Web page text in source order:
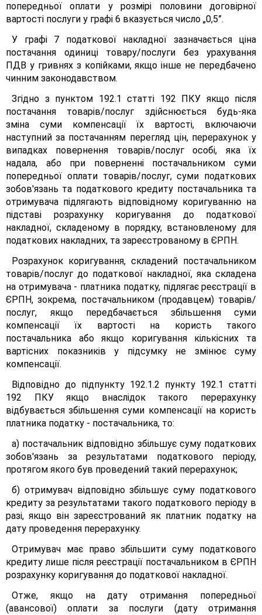
попередньої оплати у розмірі половини договірної
вартості послуги у графі 6 вказується число „0,5”.
У графі 7 податкової накладної зазначається ціна
постачання одиниці товару/послуги без урахування
ПДВ у гривнях з копійками, якщо інше не передбачено
чинним законодавством.
Згідно з пунктом 192.1 статті 192 ПКУ якщо після
постачання товарів/послуг здійснюється будь-яка
зміна суми компенсації їх вартості, включаючи
наступний за постачанням перегляд цін, перерахунок у
випадках повернення товарів/послуг особі, яка їх
надала, або при поверненні постачальником суми
попередньої оплати товарів/послуг, суми податкових
зобов'язань та податкового кредиту постачальника та
отримувача підлягають відповідному коригуванню на
підставі розрахунку коригування до податкової
накладної, складеному в порядку, встановленому для
податкових накладних, та зареєстрованому в ЄРПН.
Розрахунок коригування, складений постачальником
товарів/послуг до податкової накладної, яка складена
на отримувача - платника податку, підлягає реєстрації в
ЄРПН, зокрема, постачальником (продавцем) товарів/
послуг, якщо передбачається збільшення суми
компенсації їх вартості на користь такого
постачальника або якщо коригування кількісних та
вартісних показників у підсумку не змінює суму
компенсації.
Відповідно до підпункту 192.1.2 пункту 192.1 статті
192 ПКУ якщо внаслідок такого перерахунку
відбувається збільшення суми компенсації на користь
платника податку - постачальника, то:
а) постачальник відповідно збільшує суму податкових
зобов'язань за результатами податкового періоду,
протягом якого був проведений такий перерахунок;
б) отримувач відповідно збільшує суму податкового
кредиту за результатами такого податкового періоду в
разі, якщо він зареєстрований як платник податку на
дату проведення перерахунку.
Отримувач має право збільшити суму податкового
кредиту лише після реєстрації постачальником в ЄРПН
розрахунку коригування до податкової накладної.
Отже, якщо на дату отримання попередньої
(авансової) оплати за послуги (дату отримання